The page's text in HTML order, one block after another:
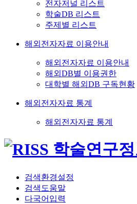
전자저널 리스트
학술DB 리스트
주제별 리스트
해외전자자료 이용안내
해외전자자료 이용안내
해외DB별 이용권한
대학별 해외DB 구독현황
해외전자자료 통계
해외전자자료 통계
검색환경설정
검색도움말
다국어입력